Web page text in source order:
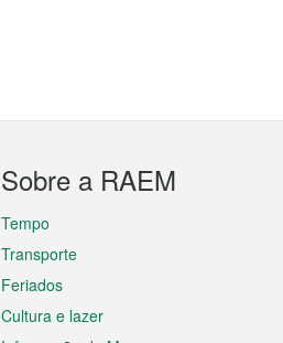
Sobre a RAEM
Tempo
Transporte
Feriados
Cultura e lazer